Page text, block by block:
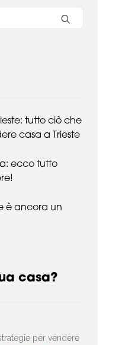
tutto ciò che
casa a Trieste
ecco tutto
è ancora un
casa?
per vendere